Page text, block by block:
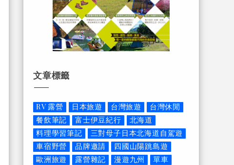
文章標籤
RV 露營 日本旅遊 台灣旅遊
台灣休閒
餐飲筆記
富士伊豆紀行
北海道
料理學習筆記
三對母子日本北海道自駕遊
車宿野營
品牌邀請
四國山陽跳島遊
歐洲旅遊
露營雜記 漫遊九州
單車